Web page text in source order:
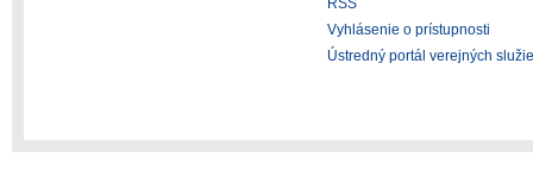
RSS
Vyhlásenie o prístupnosti
Ústredný portál verejných